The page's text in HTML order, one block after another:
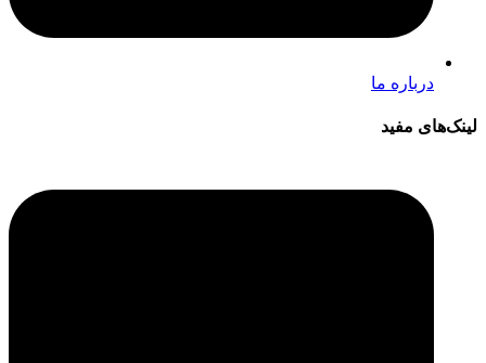
درباره ما
لینک‌های مفید